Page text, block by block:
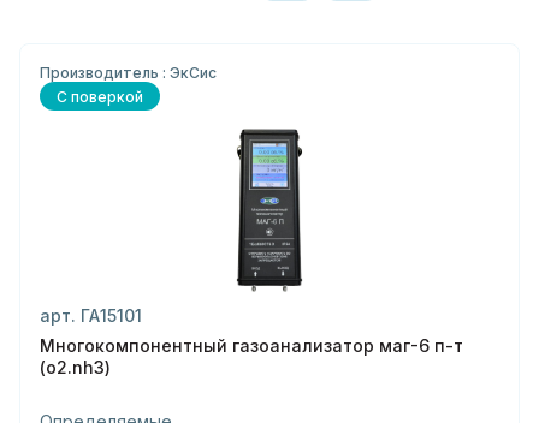
Производитель : ЭкСис
С поверкой
арт. ГА15101
Многокомпонентный газоанализатор маг-6 п-т
(o2.nh3)